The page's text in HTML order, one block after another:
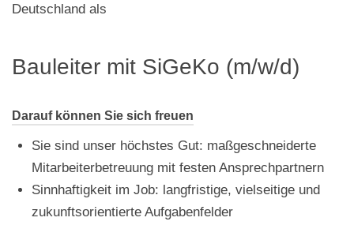
Deutschland als
Bauleiter mit SiGeKo (m/w/d)
Darauf können Sie sich freuen
Sie sind unser höchstes Gut: maßgeschneiderte
Mitarbeiterbetreuung mit festen Ansprechpartnern
Sinnhaftigkeit im Job: langfristige, vielseitige und
zukunftsorientierte Aufgabenfelder